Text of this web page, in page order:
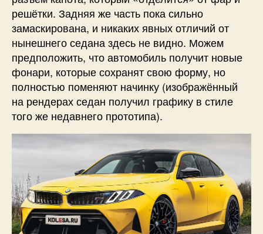
решётки. Задняя же часть пока сильно
замаскирована, и никаких явных отличий от
нынешнего седана здесь не видно. Можем
предположить, что автомобиль получит новые
фонари, которые сохранят свою форму, но
полностью поменяют начинку (изображённый
на рендерах седан получил графику в стиле
того же недавнего прототипа).